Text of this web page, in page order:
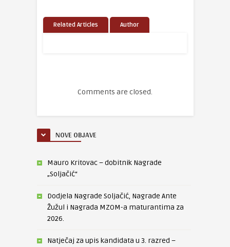
Related Articles Author
Comments are closed.
NOVE OBJAVE
Mauro Kritovac – dobitnik Nagrade
„Soljačić“
Dodjela Nagrade Soljačić, Nagrade Ante
Žužul i Nagrada MZOM-a maturantima za
2026.
Natječaj za upis kandidata u 3. razred –